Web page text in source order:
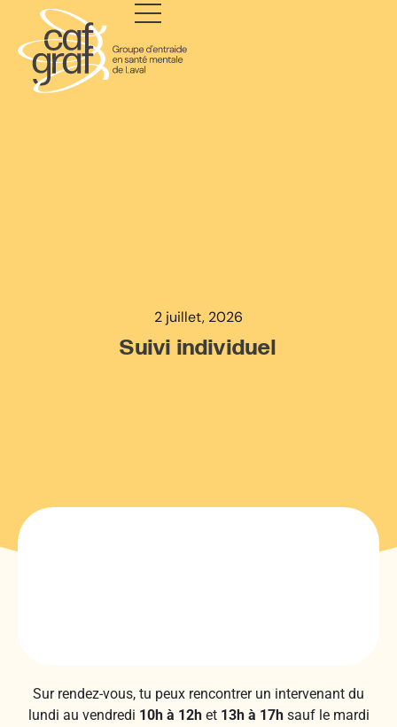
2 juillet, 2026
Suivi individuel
Sur rendez-vous, tu peux rencontrer un intervenant du
lundi au vendredi 10h à 12het 13h à 17hsauf le mardi